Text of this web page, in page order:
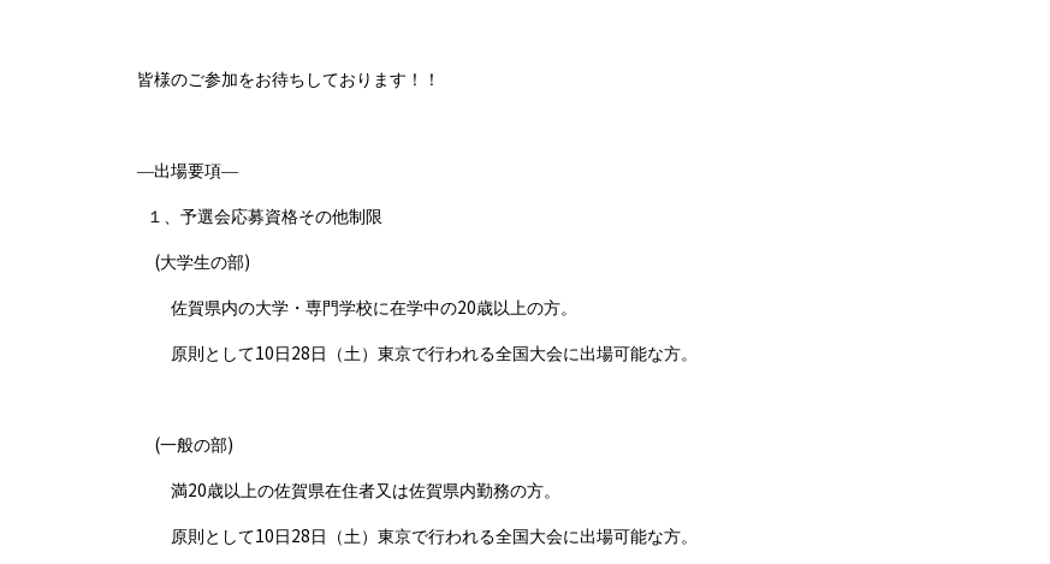
皆様のご参加をお待ちしております！！
―出場要項―
１、予選会応募資格その他制限
(大学生の部)
佐賀県内の大学・専門学校に在学中の20歳以上の方。
原則として10 日 28 日（土）東京で行われる全国大会に出場可能な方。
(一般の部)
満20歳以上の佐賀県在住者又は佐賀県内勤務の方。
原則として10 日 28 日（土）東京で行われる全国大会に出場可能な方。